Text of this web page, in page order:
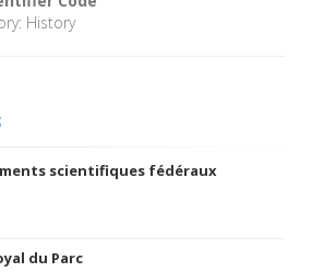
History
scientifiques fédéraux
du Parc